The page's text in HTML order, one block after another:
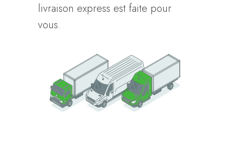
livraison express est faite pour
vous.